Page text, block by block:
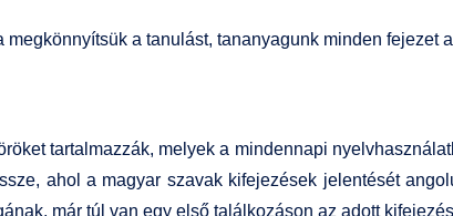
a tanulást, tananyagunk minden fejezet
tartalmazzák, melyek a mindennapi
ahol a magyar szavak kifejezések jelentését
már túl van egy első találkozáson az adott